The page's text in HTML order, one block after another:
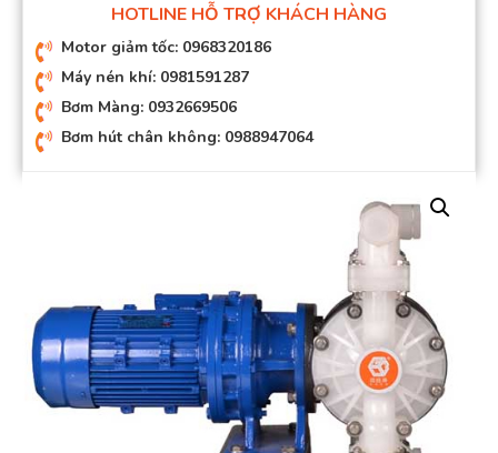
HOTLINE HỖ TRỢ KHÁCH HÀNG
Motor giảm tốc: 0968320186
Máy nén khí: 0981591287
Bơm Màng: 0932669506
Bơm hút chân không: 0988947064